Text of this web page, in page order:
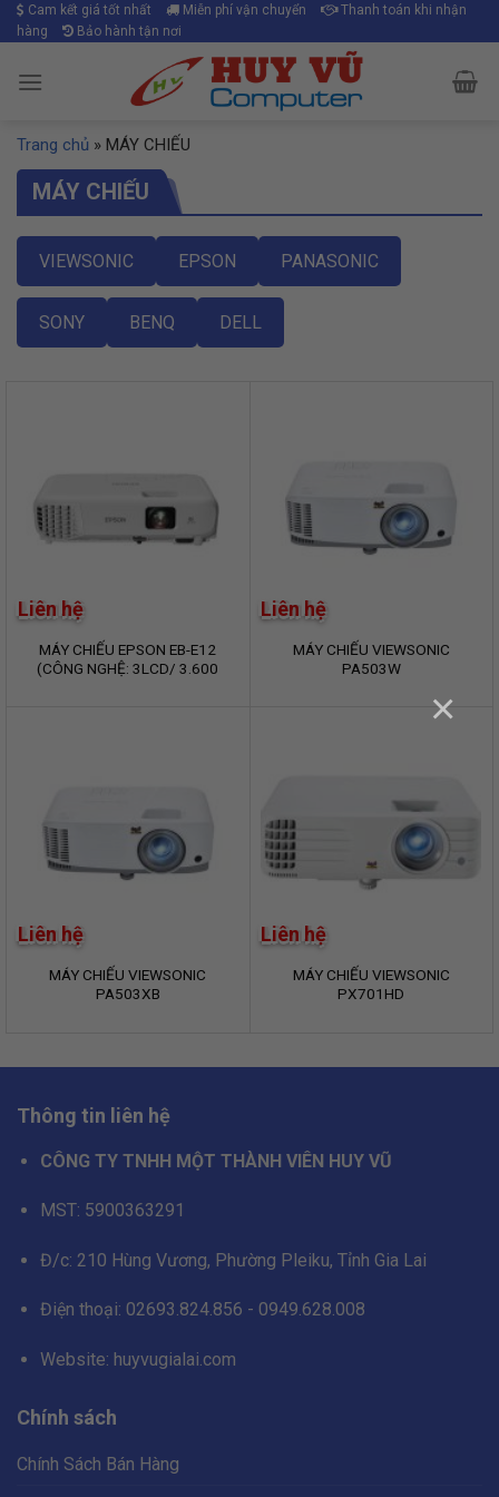
×
Skip
to
Cam kết giá tốt nhất Miễn phí vận chuyển
Thanh toán khi nhận
hàng
Bảo hành tận nơi
Trang chủ » MÁY CHIẾU
MÁY CHIẾU
VIEWSONIC EPSON PANASONIC
SONY BENQ DELL
MÁY CHIẾU EPSON EB-E12
(CÔNG NGHỆ: 3LCD/ 3.600
Liên hệ
MÁY CHIẾU VIEWSONIC
PA503W
Liên hệ
MÁY CHIẾU VIEWSONIC
PA503XB
Liên hệ
MÁY CHIẾU VIEWSONIC
PX701HD
Liên hệ
Thông tin liên hệ
CÔNG TY TNHH MỘT THÀNH VIÊN HUY VŨ
MST: 5900363291
Đ/c: 210 Hùng Vương, Phường Pleiku, Tỉnh Gia Lai
Điện thoại: 02693.824.856 - 0949.628.008
Website: huyvugialai.com
Chính sách
Chính Sách Bán Hàng